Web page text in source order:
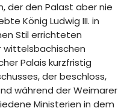
der den Palast aber nie
König Ludwig III. in
Stil errichteten
wittelsbachischen
Palais kurzfristig
der beschloss,
während der Weimarer
Ministerien in dem